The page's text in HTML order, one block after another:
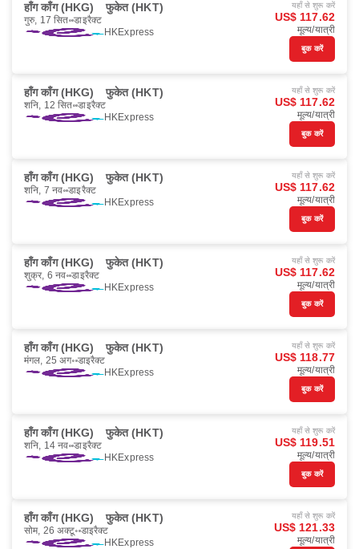
हाँग काँग (HKG) फुकेत (HKT)
गुरु, 17 सित॰ डाइरैक्ट
HKExpress
यहाँ से शुरू करें
US$ 117.62
मूल्य/यात्री
बुक करें
हाँग काँग (HKG) फुकेत (HKT)
शनि, 12 सित॰ डाइरैक्ट
HKExpress
यहाँ से शुरू करें
US$ 117.62
मूल्य/यात्री
बुक करें
हाँग काँग (HKG) फुकेत (HKT)
शनि, 7 नव॰ डाइरैक्ट
HKExpress
यहाँ से शुरू करें
US$ 117.62
मूल्य/यात्री
बुक करें
हाँग काँग (HKG) फुकेत (HKT)
शुक्र, 6 नव॰ डाइरैक्ट
HKExpress
यहाँ से शुरू करें
US$ 117.62
मूल्य/यात्री
बुक करें
हाँग काँग (HKG) फुकेत (HKT)
मंगल, 25 अग॰ डाइरैक्ट
HKExpress
यहाँ से शुरू करें
US$ 118.77
मूल्य/यात्री
बुक करें
हाँग काँग (HKG) फुकेत (HKT)
शनि, 14 नव॰ डाइरैक्ट
HKExpress
यहाँ से शुरू करें
US$ 119.51
मूल्य/यात्री
बुक करें
हाँग काँग (HKG) फुकेत (HKT)
सोम, 26 अक्टू॰ डाइरैक्ट
HKExpress
यहाँ से शुरू करें
US$ 121.33
मूल्य/यात्री